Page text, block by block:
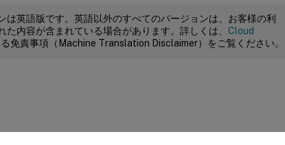
は英語版です。英語以外のすべてのバージョンは、お客様の利
内容が含まれている場合があります。詳しくは、 Cloud
免責事項（Machine Translation Disclaimer）をご覧ください。